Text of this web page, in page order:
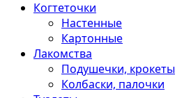
Когтеточки
Настенные
Картонные
Лакомства
Подушечки, крокеты
Колбаски, палочки